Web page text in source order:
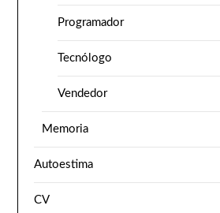
Programador
Tecnólogo
Vendedor
Memoria
Autoestima
CV